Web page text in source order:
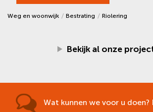
Weg en woonwijk Bestrating Riolering
Bekijk al onze
Wat kunnen we voor u doen?